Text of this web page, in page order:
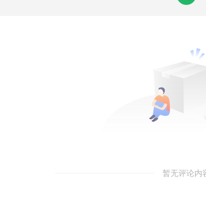
暂无评论内